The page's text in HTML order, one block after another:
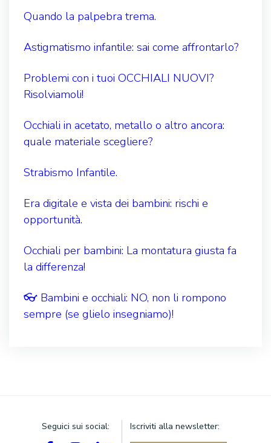
Quando la palpebra trema.
Astigmatismo infantile: sai come affrontarlo?
Problemi con i tuoi OCCHIALI NUOVI?
Risolviamoli!
Occhiali in acetato, metallo o altro ancora:
quale materiale scegliere?
Strabismo Infantile.
Era digitale e vista dei bambini: rischi e
opportunità.
Occhiali per bambini: La montatura giusta fa
la differenza!
👓 Bambini e occhiali: NO, non li rompono
sempre (se glielo insegniamo)!
Seguici sui social: Iscriviti alla newsletter: